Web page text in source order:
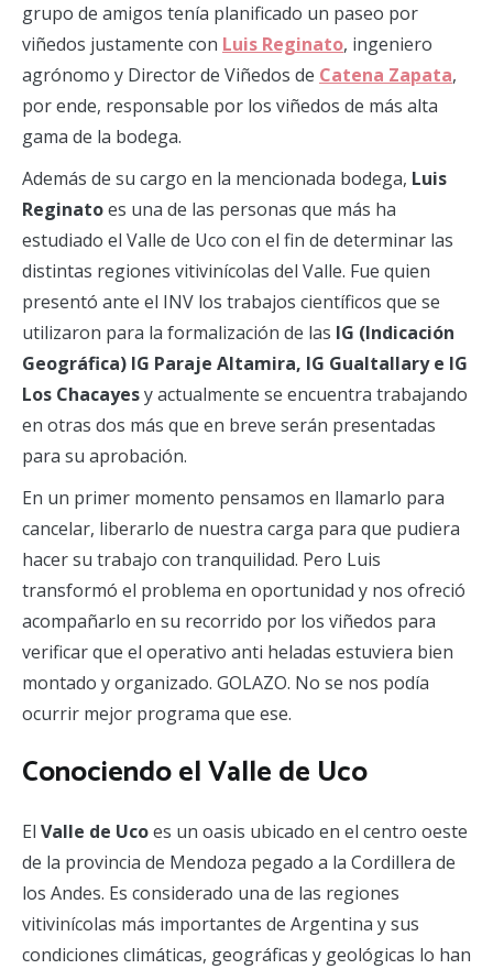
grupo de amigos tenía planificado un paseo por
viñedos justamente con Luis Reginato, ingeniero
agrónomo y Director de Viñedos de Catena Zapata,
por ende, responsable por los viñedos de más alta
gama de la bodega.
Además de su cargo en la mencionada bodega, Luis
Reginatoes una de las personas que más ha
estudiado el Valle de Uco con el fin de determinar las
distintas regiones vitivinícolas del Valle. Fue quien
presentó ante el INV los trabajos científicos que se
utilizaron para la formalización de las IG (Indicación
Geográfica) IG Paraje Altamira, IG Gualtallary e IG
Los Chacayesy actualmente se encuentra trabajando
en otras dos más que en breve serán presentadas
para su aprobación.
En un primer momento pensamos en llamarlo para
cancelar, liberarlo de nuestra carga para que pudiera
hacer su trabajo con tranquilidad. Pero Luis
transformó el problema en oportunidad y nos ofreció
acompañarlo en su recorrido por los viñedos para
verificar que el operativo anti heladas estuviera bien
montado y organizado. GOLAZO. No se nos podía
ocurrir mejor programa que ese.
Conociendo el Valle de Uco
El Valle de Ucoes un oasis ubicado en el centro oeste
de la provincia de Mendoza pegado a la Cordillera de
los Andes. Es considerado una de las regiones
vitivinícolas más importantes de Argentina y sus
condiciones climáticas, geográficas y geológicas lo han